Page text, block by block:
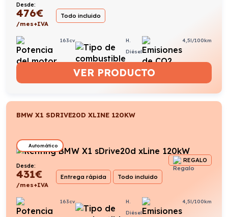
Desde:
476€
/mes+IVA
Todo incluido
163cv
H.
Diésel
4,5l/100km
VER PRODUCTO
BMW X1 SDRIVE20D XLINE 120KW
Automático
REGALO
Desde:
431€
/mes+IVA
Entrega rápida Todo incluido
163cv
H.
Diésel
4,5l/100km